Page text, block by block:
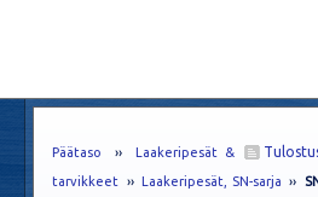
Päätaso ››Laakeripesät &
tarvikkeet ››Laakeripesät, SN-sarja ››